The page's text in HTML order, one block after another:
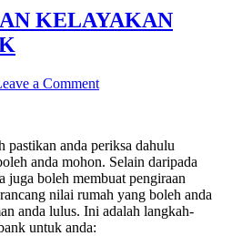
KELAYAKAN
a Comment
pastikan anda periksa dahulu
anda mohon. Selain daripada
juga boleh membuat pengiraan
nilai rumah yang boleh anda
anda lulus. Ini adalah langkah-
untuk anda: